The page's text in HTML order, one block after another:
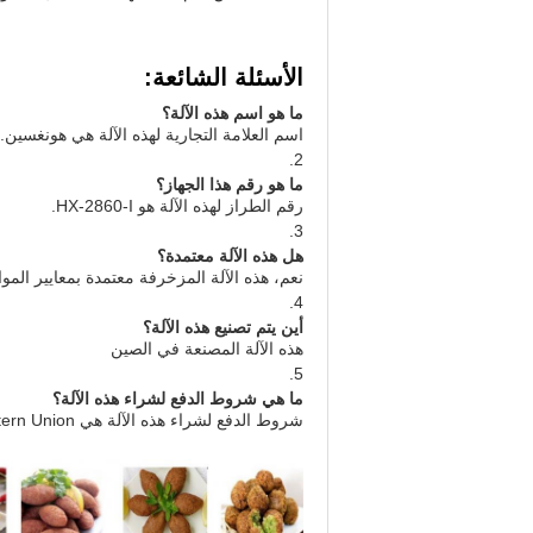
الأسئلة الشائعة:
ما هو اسم هذه الآلة؟
اسم العلامة التجارية لهذه الآلة هي هونغسين.
2.
ما هو رقم هذا الجهاز؟
رقم الطراز لهذه الآلة هو HX-2860-I.
3.
هل هذه الآلة معتمدة؟
نعم، هذه الآلة المزخرفة معتمدة بمعايير
4.
أين يتم تصنيع هذه الآلة؟
هذه الآلة المصنعة في الصين
5.
ما هي شروط الدفع لشراء هذه الآلة؟
شروط الدفع لشراء هذه الآلة هي L/C، T/T، Western Union، وMoneyGram.